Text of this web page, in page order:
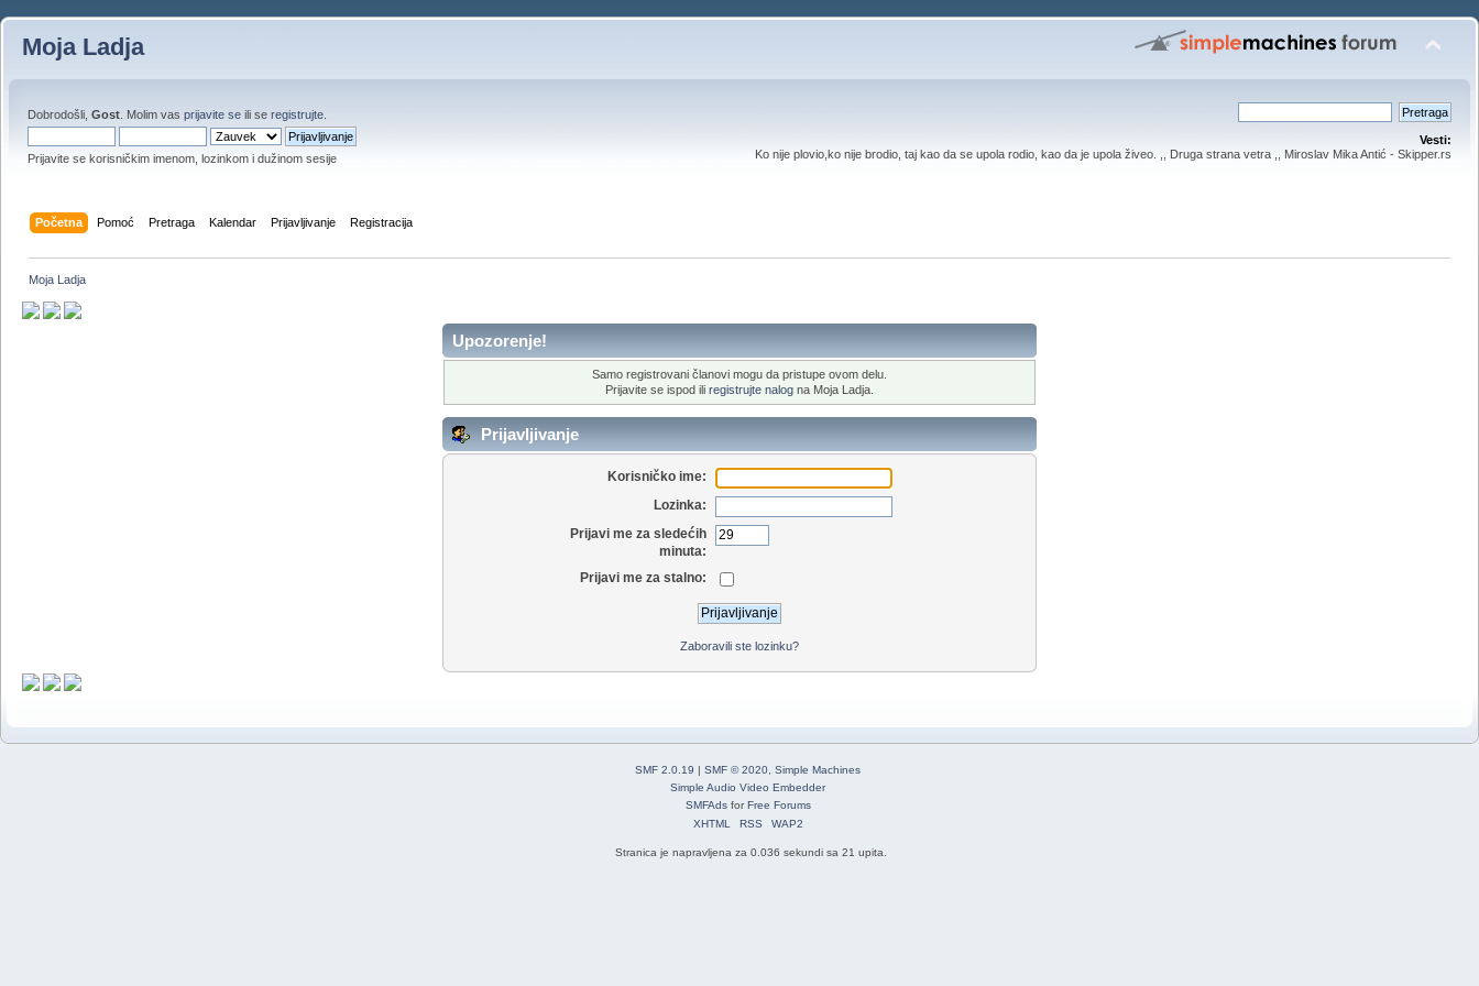
Moja Ladja
Dobrodošli, Gost . Molim vas prijavite se ili se registrujte
Prijavite se korisničkim imenom, lozinkom i dužinom sesije
Vesti:
Ko nije plovio,ko nije brodio, taj kao da se upola rodio, kao da je upola živeo. ,, Druga strana vetra ,, Miroslav Mika Antić - Skipper.rs
Početna Pomoć Pretraga Kalendar Prijavljivanje Registracija
Moja Ladja
Upozorenje!
Samo registrovani članovi mogu da pristupe ovom delu.
Prijavite se ispod ili registrujte nalog na Moja Ladja.
Prijavljivanje
Korisničko ime:
Lozinka:
Prijavi me za sledećih
minuta:
Prijavi me za stalno:
Zaboravili ste lozinku?
SMF 2.0.19 | SMF © 2020 Simple Machines
Simple Audio Video Embedder
SMFAdsforFree Forums
XHTML
RSS WAP2
Stranica je napravljena za 0.036 sekundi sa 21 upita.